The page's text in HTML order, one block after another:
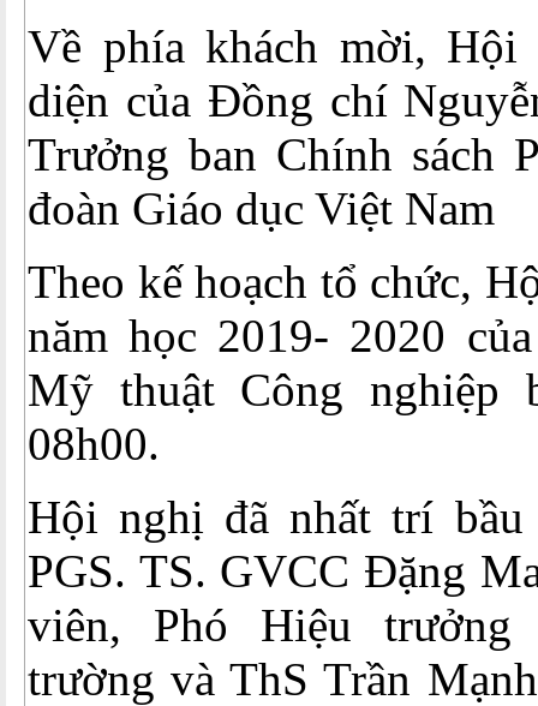
Về phía khách mời,
diện của Đồng chí
Trưởng ban Chính sách
đoàn Giáo dục Việt Nam
Theo kế hoạch tổ chức,
năm học 2019- 2020
Mỹ thuật Công nghiệp
08h00.
Hội nghị đã nhất trí
PGS. TS. GVCC Đặng
viên, Phó Hiệu trưởng
trường và ThS Trần